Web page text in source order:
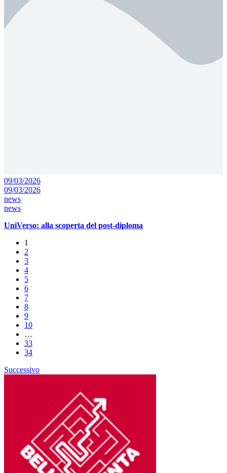
09/03/2026
09/03/2026
news
news
UniVerso: alla scoperta del post-diploma
1
2
3
4
5
6
7
8
9
10
…
33
34
Successivo